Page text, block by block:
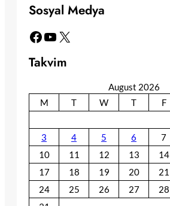
Sosyal Medya
Facebook YouTube X
Takvim
August 2026
M
T W T F
3
4 5 6 7
10
11 12 13 14
17
18 19 20 21
24
25 26 27 28